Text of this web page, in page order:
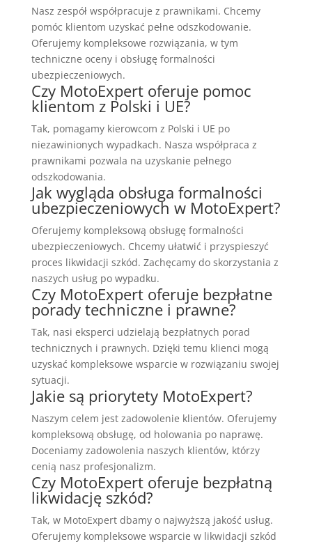
Nasz zespół współpracuje z prawnikami. Chcemy
pomóc klientom uzyskać pełne odszkodowanie.
Oferujemy kompleksowe rozwiązania, w tym
techniczne oceny i obsługę formalności
ubezpieczeniowych.
Czy MotoExpert oferuje pomoc
klientom z Polski i UE?
Tak, pomagamy kierowcom z Polski i UE po
niezawinionych wypadkach. Nasza współpraca z
prawnikami pozwala na uzyskanie pełnego
odszkodowania.
Jak wygląda obsługa formalności
ubezpieczeniowych w MotoExpert?
Oferujemy kompleksową obsługę formalności
ubezpieczeniowych. Chcemy ułatwić i przyspieszyć
proces likwidacji szkód. Zachęcamy do skorzystania z
naszych usług po wypadku.
Czy MotoExpert oferuje bezpłatne
porady techniczne i prawne?
Tak, nasi eksperci udzielają bezpłatnych porad
technicznych i prawnych. Dzięki temu klienci mogą
uzyskać kompleksowe wsparcie w rozwiązaniu swojej
sytuacji.
Jakie są priorytety MotoExpert?
Naszym celem jest zadowolenie klientów. Oferujemy
kompleksową obsługę, od holowania po naprawę.
Doceniamy zadowolenia naszych klientów, którzy
cenią nasz profesjonalizm.
Czy MotoExpert oferuje bezpłatną
likwidację szkód?
Tak, w MotoExpert dbamy o najwyższą jakość usług.
Oferujemy kompleksowe wsparcie w likwidacji szkód